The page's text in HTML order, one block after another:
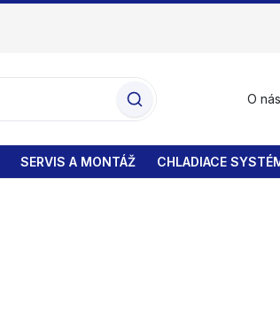
O nás
SERVIS A MONTÁŽ CHLADIACE